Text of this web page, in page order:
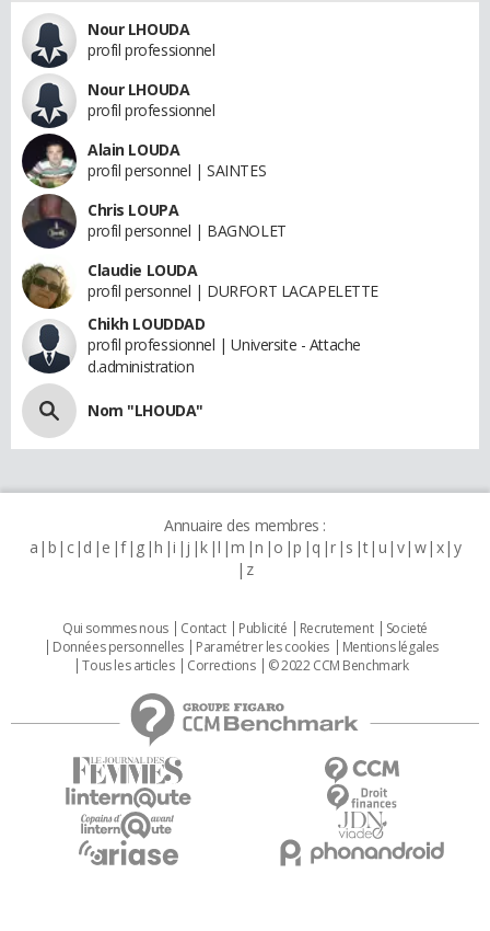
Nour LHOUDA
profil professionnel
Nour LHOUDA
profil professionnel
Alain LOUDA
profil personnel | SAINTES
Chris LOUPA
profil personnel | BAGNOLET
Claudie LOUDA
profil personnel | DURFORT LACAPELETTE
Chikh LOUDDAD
profil professionnel | Universite - Attache
d.administration
Nom "LHOUDA"
Annuaire des membres :
a b c d e f g h i j k l m n o p q r s t u v w x y
z
Qui sommes nous Contact Publicité Recrutement
Societé
Données personnelles
Paramétrer les cookies
Mentions légales
Tous les articles
Corrections © 2022 CCM Benchmark